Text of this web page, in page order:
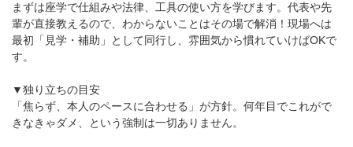
まずは座学で仕組みや法律、工具の使い方を学びます。代表や先
輩が直接教えるので、わからないことはその場で解消！現場へは
最初「見学・補助」として同行し、雰囲気から慣れていけばOKで
す。
▼独り立ちの目安
「焦らず、本人のペースに合わせる」が方針。何年目でこれがで
きなきゃダメ、という強制は一切ありません。